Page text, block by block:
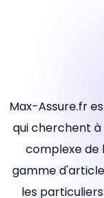
Max-Assure.fr
qui cherchent
complexe de
gamme
les